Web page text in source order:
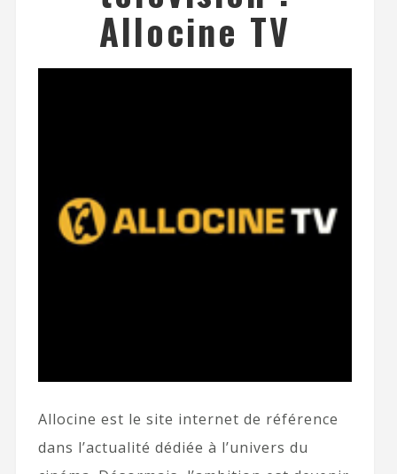
Allocine TV
Allocine est le site internet de référence
dans l’actualité dédiée à l’univers du